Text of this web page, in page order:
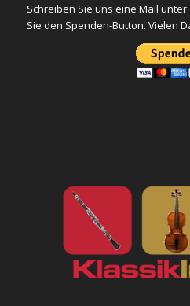
Schreiben Sie uns eine Mail
Sie den Spenden-Button. Vielen